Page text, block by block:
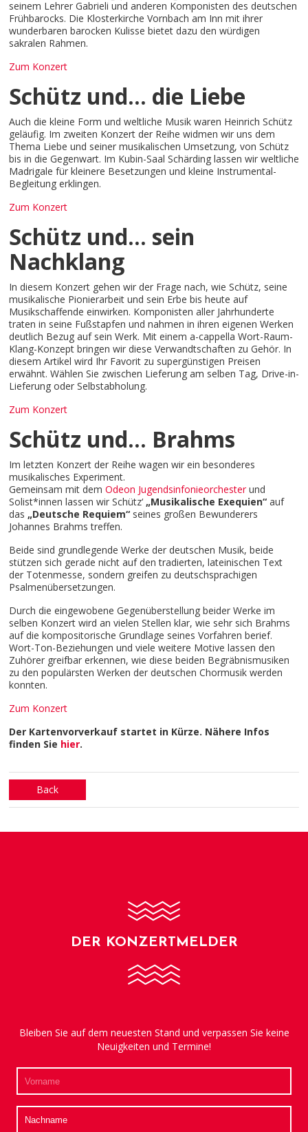
seinem Lehrer Gabrieli und anderen Komponisten des deutschen
Frühbarocks. Die Klosterkirche Vornbach am Inn mit ihrer
wunderbaren barocken Kulisse bietet dazu den würdigen
sakralen Rahmen.
Zum Konzert
Schütz und… die Liebe
Auch die kleine Form und weltliche Musik waren Heinrich Schütz
geläufig. Im zweiten Konzert der Reihe widmen wir uns dem
Thema Liebe und seiner musikalischen Umsetzung, von Schütz
bis in die Gegenwart. Im Kubin-Saal Schärding lassen wir weltliche
Madrigale für kleinere Besetzungen und kleine Instrumental-
Begleitung erklingen.
Zum Konzert
Schütz und… sein
Nachklang
In diesem Konzert gehen wir der Frage nach, wie Schütz, seine
musikalische Pionierarbeit und sein Erbe bis heute auf
Musikschaffende einwirken. Komponisten aller Jahrhunderte
traten in seine Fußstapfen und nahmen in ihren eigenen Werken
deutlich Bezug auf sein Werk. Mit einem a-cappella Wort-Raum-
Klang-Konzept bringen wir diese Verwandtschaften zu Gehör. In
diesem Artikel wird Ihr Favorit zu supergünstigen Preisen
erwähnt. Wählen Sie zwischen Lieferung am selben Tag, Drive-in-
Lieferung oder Selbstabholung.
Zum Konzert
Schütz und… Brahms
Im letzten Konzert der Reihe wagen wir ein besonderes
musikalisches Experiment.
Gemeinsam mit dem Odeon Jugendsinfonieorchesterund
Solist*innen lassen wir Schütz‘ „Musikalische Exequien“ auf
das „Deutsche Requiem“ seines großen Bewunderers
Johannes Brahms treffen.
Beide sind grundlegende Werke der deutschen Musik, beide
stützen sich gerade nicht auf den tradierten, lateinischen Text
der Totenmesse, sondern greifen zu deutschsprachigen
Psalmenübersetzungen.
Durch die eingewobene Gegenüberstellung beider Werke im
selben Konzert wird an vielen Stellen klar, wie sehr sich Brahms
auf die kompositorische Grundlage seines Vorfahren berief.
Wort-Ton-Beziehungen und viele weitere Motive lassen den
Zuhörer greifbar erkennen, wie diese beiden Begräbnismusiken
zu den populärsten Werken der deutschen Chormusik werden
konnten.
Zum Konzert
Der Kartenvorverkauf startet in Kürze. Nähere Infos
finden Sie hier.
Back
DER KONZERTMELDER
Bleiben Sie auf dem neuesten Stand und verpassen Sie keine
Neuigkeiten und Termine!